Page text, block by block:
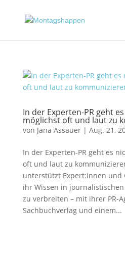
In der Experten-PR geht
möglichst oft und laut zu
von Jana Assauer| Aug. 21,
In der Experten-PR geht es
oft und laut zu
unterstützt Expert:innen und
ihr Wissen in
zu verbreiten – mit ihrer PR-
Sachbuchverlag und einem...